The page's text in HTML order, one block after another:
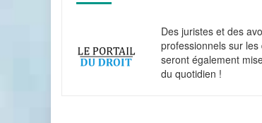
Des juristes et des
professionnels sur
seront également
du quotidien !